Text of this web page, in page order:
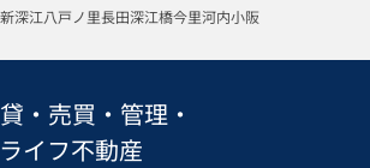
新深江八戸ノ里長田深江橋今里河内小阪
・売買・管理・
イフ不動産